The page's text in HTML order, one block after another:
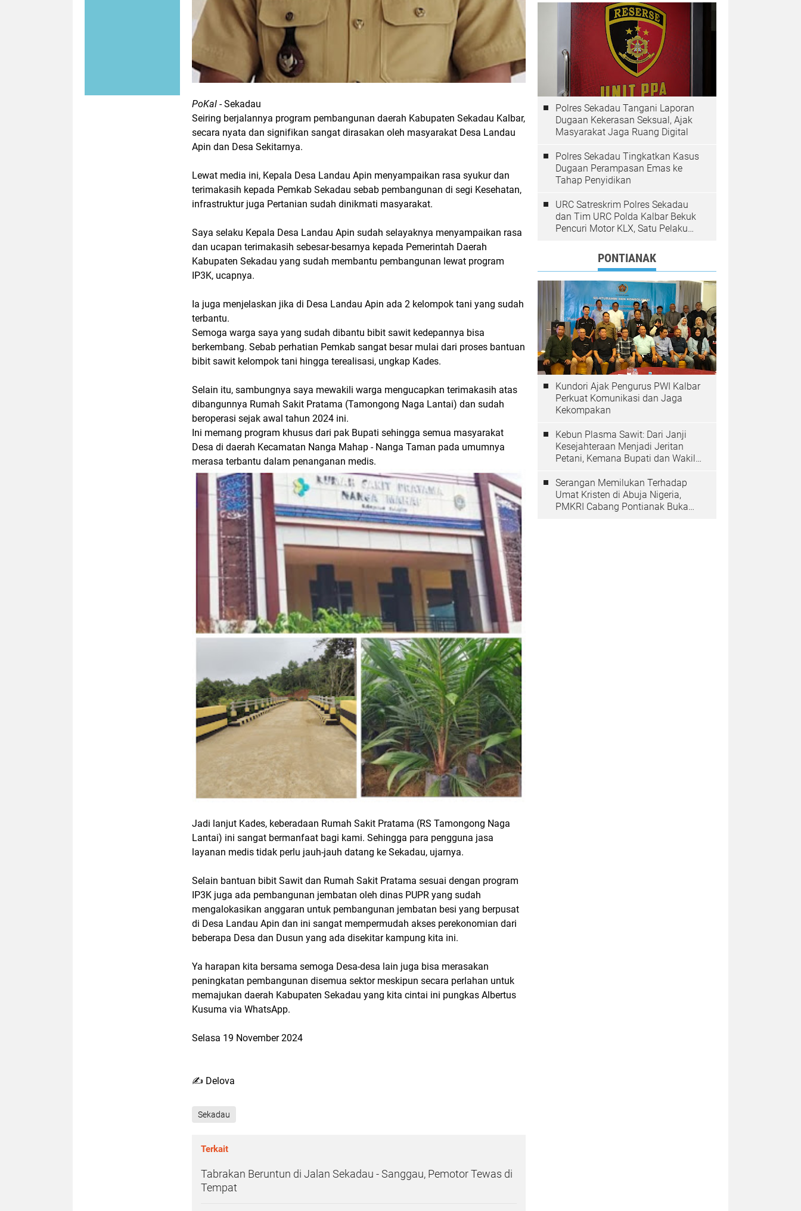
PoKal - Sekadau
Seiring berjalannya program pembangunan daerah Kabupaten Sekadau Kalbar,
secara nyata dan signifikan sangat dirasakan oleh masyarakat Desa Landau
Apin dan Desa Sekitarnya.
Lewat media ini, Kepala Desa Landau Apin menyampaikan rasa syukur dan
terimakasih kepada Pemkab Sekadau sebab pembangunan di segi Kesehatan,
infrastruktur juga Pertanian sudah dinikmati masyarakat.
Saya selaku Kepala Desa Landau Apin sudah selayaknya menyampaikan rasa
dan ucapan terimakasih sebesar-besarnya kepada Pemerintah Daerah
Kabupaten Sekadau yang sudah membantu pembangunan lewat program
IP3K, ucapnya.
Ia juga menjelaskan jika di Desa Landau Apin ada 2 kelompok tani yang sudah
terbantu.
Semoga warga saya yang sudah dibantu bibit sawit kedepannya bisa
berkembang. Sebab perhatian Pemkab sangat besar mulai dari proses bantuan
bibit sawit kelompok tani hingga terealisasi, ungkap Kades.
Selain itu, sambungnya saya mewakili warga mengucapkan terimakasih atas
dibangunnya Rumah Sakit Pratama (Tamongong Naga Lantai) dan sudah
beroperasi sejak awal tahun 2024 ini.
Ini memang program khusus dari pak Bupati sehingga semua masyarakat
Desa di daerah Kecamatan Nanga Mahap - Nanga Taman pada umumnya
merasa terbantu dalam penanganan medis.
Jadi lanjut Kades, keberadaan Rumah Sakit Pratama (RS Tamongong Naga
Lantai) ini sangat bermanfaat bagi kami. Sehingga para pengguna jasa
layanan medis tidak perlu jauh-jauh datang ke Sekadau, ujarnya.
Selain bantuan bibit Sawit dan Rumah Sakit Pratama sesuai dengan program
IP3K juga ada pembangunan jembatan oleh dinas PUPR yang sudah
mengalokasikan anggaran untuk pembangunan jembatan besi yang berpusat
di Desa Landau Apin dan ini sangat mempermudah akses perekonomian dari
beberapa Desa dan Dusun yang ada disekitar kampung kita ini.
Ya harapan kita bersama semoga Desa-desa lain juga bisa merasakan
peningkatan pembangunan disemua sektor meskipun secara perlahan untuk
memajukan daerah Kabupaten Sekadau yang kita cintai ini pungkas Albertus
Kusuma via WhatsApp.
Selasa 19 November 2024
✍️ Delova
Sekadau
Terkait
Tabrakan Beruntun di Jalan Sekadau - Sanggau, Pemotor Tewas di
Tempat
Polres Sekadau Tangani Laporan
Dugaan Kekerasan Seksual, Ajak
Masyarakat Jaga Ruang Digital
Polres Sekadau Tingkatkan Kasus
Dugaan Perampasan Emas ke
Tahap Penyidikan
URC Satreskrim Polres Sekadau
dan Tim URC Polda Kalbar Bekuk
Pencuri Motor KLX, Satu Pelaku
PONTIANAK
Kundori Ajak Pengurus PWI Kalbar
Perkuat Komunikasi dan Jaga
Kekompakan
Kebun Plasma Sawit: Dari Janji
Kesejahteraan Menjadi Jeritan
Petani, Kemana Bupati dan Wakil
Serangan Memilukan Terhadap
Umat Kristen di Abuja Nigeria,
PMKRI Cabang Pontianak Buka